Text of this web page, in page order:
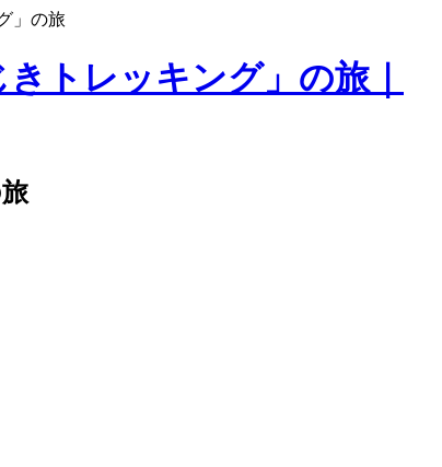
」の旅
トレッキング」の旅｜